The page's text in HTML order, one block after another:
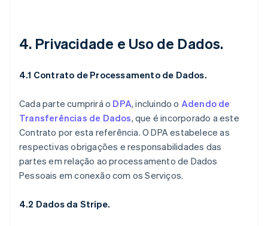
4. Privacidade e Uso de Dados.
4.1 Contrato de Processamento de Dados.
Cada parte cumprirá o DPA, incluindo o Adendo de
Transferências de Dados, que é incorporado a este
Contrato por esta referência. O DPA estabelece as
respectivas obrigações e responsabilidades das
partes em relação ao processamento de Dados
Pessoais em conexão com os Serviços.
4.2 Dados da Stripe.